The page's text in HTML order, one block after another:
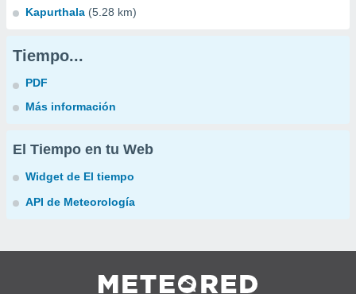
Kapurthala (5.28 km)
Tiempo...
PDF
Más información
El Tiempo en tu Web
Widget de El tiempo
API de Meteorología